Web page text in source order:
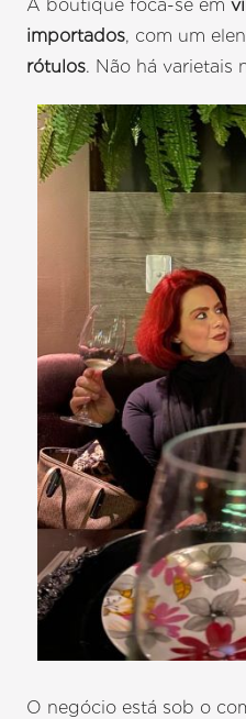
A boutique foca-se em
importados, com um
rótulos. Não há varietais
O negócio está sob o